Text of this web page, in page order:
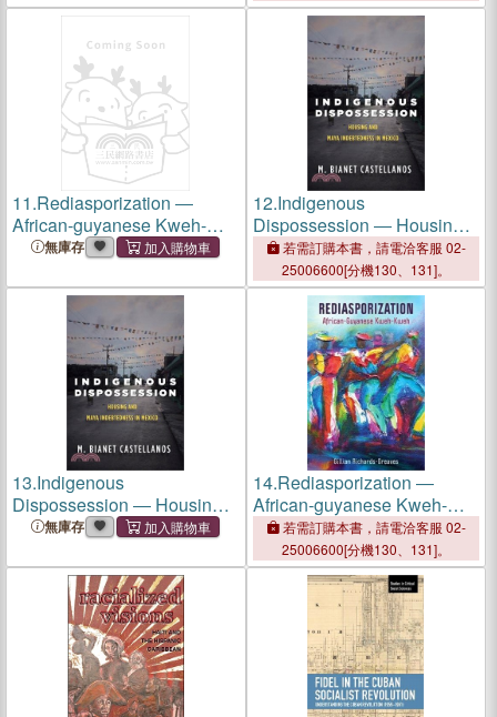
11.Rediasporization ―
African-guyanese Kweh-
kweh無庫存
12.Indigenous
Dispossession ― Housing
and Maya Indebtedness in
Mexico
若需訂購本書，請電洽客服 02-
25006600[分機130、131]。
13.Indigenous
Dispossession ― Housing
and Maya Indebtedness in
無庫存
14.Rediasporization ―
African-guyanese Kweh-
kweh若需訂購本書，請電洽客服 02-
25006600[分機130、131]。